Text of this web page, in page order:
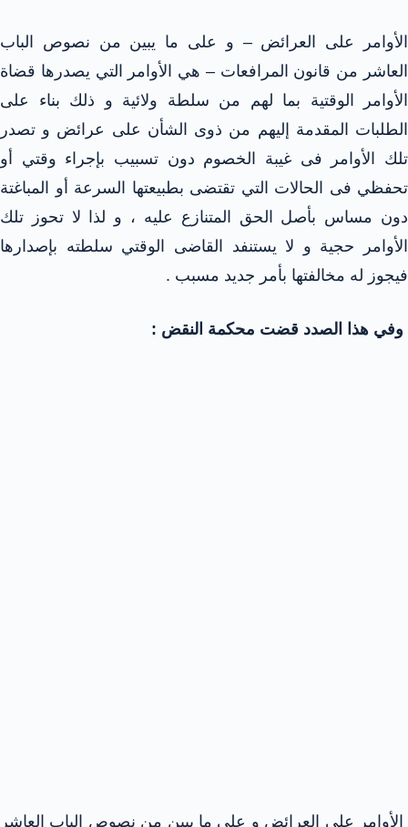
الأوامر على العرائض – و على ما يبين من نصوص الباب
العاشر من قانون المرافعات – هي الأوامر التي يصدرها قضاة
الأوامر الوقتية بما لهم من سلطة ولائية و ذلك بناء على
الطلبات المقدمة إليهم من ذوى الشأن على عرائض و تصدر
تلك الأوامر فى غيبة الخصوم دون تسبيب بإجراء وقتي أو
تحفظي فى الحالات التي تقتضى بطبيعتها السرعة أو المباغتة
دون مساس بأصل الحق المتنازع عليه ، و لذا لا تحوز تلك
الأوامر حجية و لا يستنفد القاضى الوقتي سلطته بإصدارها
فيجوز له مخالفتها بأمر جديد مسبب .
وفي هذا الصدد قضت محكمة النقض :
الأوامر على العرائض و على ما يبين من نصوص الباب العاشر